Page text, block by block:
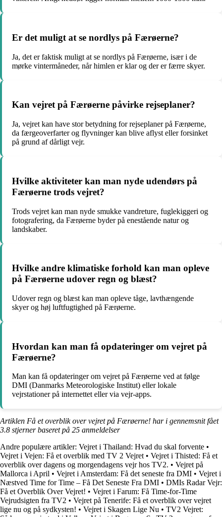
Er det muligt at se nordlys på Færøerne?
Ja, det er faktisk muligt at se nordlys på Færøerne, især i de
mørke vintermåneder, når himlen er klar og der er færre skyer.
Kan vejret på Færøerne påvirke rejseplaner?
Ja, vejret kan have stor betydning for rejseplaner på Færøerne,
da færgeoverfarter og flyvninger kan blive aflyst eller forsinket
på grund af dårligt vejr.
Hvilke aktiviteter kan man nyde udendørs på
Færøerne trods vejret?
Trods vejret kan man nyde smukke vandreture, fuglekiggeri og
fotografering, da Færøerne byder på enestående natur og
landskaber.
Hvilke andre klimatiske forhold kan man opleve
på Færøerne udover regn og blæst?
Udover regn og blæst kan man opleve tåge, lavthængende
skyer og høj luftfugtighed på Færøerne.
Hvordan kan man få opdateringer om vejret på
Færøerne?
Man kan få opdateringer om vejret på Færøerne ved at følge
DMI (Danmarks Meteorologiske Institut) eller lokale
vejrstationer på internettet eller via vejr-apps.
Artiklen Få et overblik over vejret på Færøerne! har i gennemsnit fået
3.8 stjerner baseret på 25 anmeldelser
Andre populære artikler: Vejret i Thailand: Hvad du skal forvente •
Vejret i Vejen: Få et overblik med TV 2 Vejret • Vejret i Thisted: Få et
overblik over dagens og morgendagens vejr hos TV2. • Vejret på
Mallorca i April • Vejret i Amsterdam: Få det seneste fra DMI • Vejret i
Næstved Time for Time – Få Det Seneste Fra DMI • DMIs Radar Vejr:
Få et Overblik Over Vejret! • Vejret i Farum: Få Time-for-Time
Vejrudsigten fra TV2 • Vejret på Tenerife: Få et overblik over vejret
lige nu og på sydkysten! • Vejret i Skagen Lige Nu • TV2 Vejret: